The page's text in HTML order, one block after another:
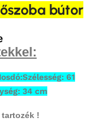
bútor
61
34 cm
tartozék !